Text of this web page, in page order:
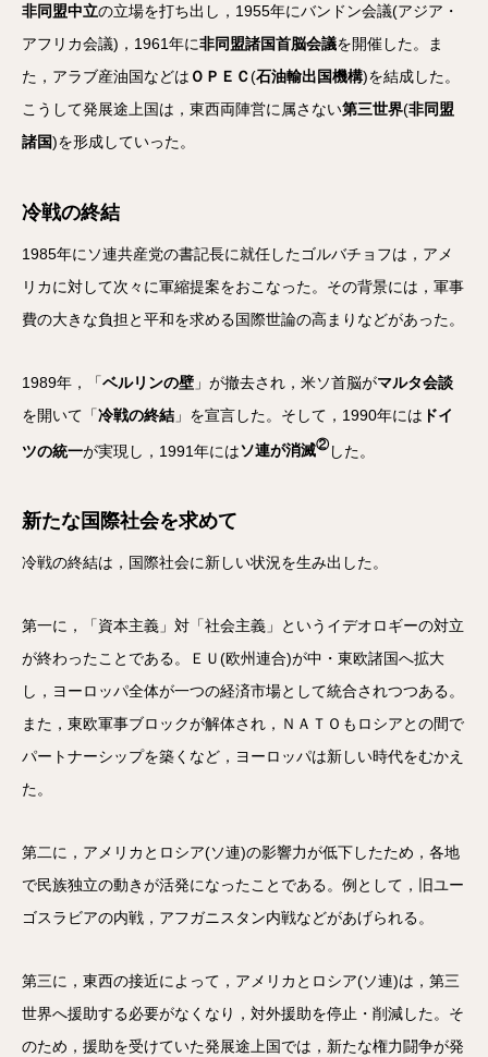
非同盟中立の立場を打ち出し，1955年にバンドン会議(アジア・
アフリカ会議)，1961年に非同盟諸国首脳会議を開催した。ま
た，アラブ産油国などは ＯＰＥＣ(石油輸出国機構)を結成した。
こうして発展途上国は，東西両陣営に属さない第三世界(非同盟
諸国)を形成していった。
冷戦の終結
1985年にソ連共産党の書記長に就任したゴルバチョフは，アメ
リカに対して次々に軍縮提案をおこなった。その背景には，軍事
費の大きな負担と平和を求める国際世論の高まりなどがあった。
1989年，「ベルリンの壁 」が撤去され，米ソ首脳がマルタ会談
を開いて「冷戦の終結 」を宣言した。そして，1990年には ドイ
ツの統一が実現し，1991年にはソ連が消滅② した。
新たな国際社会を求めて
冷戦の終結は，国際社会に新しい状況を生み出した。
第一に，「資本主義」対「社会主義」というイデオロギーの対立
が終わったことである。ＥＵ(欧州連合)が中・東欧諸国へ拡大
し，ヨーロッパ全体が一つの経済市場として統合されつつある。
また，東欧軍事ブロックが解体され，ＮＡＴＯもロシアとの間で
パートナーシップを築くなど，ヨーロッパは新しい時代をむかえ
た。
第二に，アメリカとロシア(ソ連)の影響力が低下したため，各地
で民族独立の動きが活発になったことである。例として，旧ユー
ゴスラビアの内戦，アフガニスタン内戦などがあげられる。
第三に，東西の接近によって，アメリカとロシア(ソ連)は，第三
世界へ援助する必要がなくなり，対外援助を停止・削減した。そ
のため，援助を受けていた発展途上国では，新たな権力闘争が発